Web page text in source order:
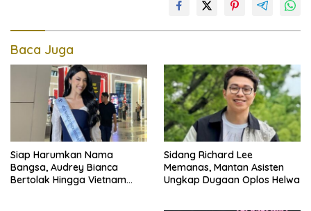
Baca Juga
Siap Harumkan Nama
Bangsa, Audrey Bianca
Bertolak Hingga Vietnam
Sidang Richard Lee
Memanas, Mantan Asisten
Ungkap Dugaan Oplos Helwa